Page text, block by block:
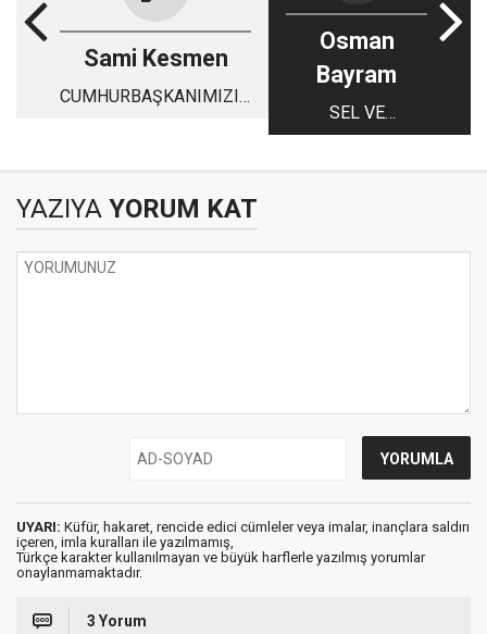
Sami Kesmen
CUMHURBAŞKANIMIZIN
Osman
Bayram
SEL VE
HEYELANA KARŞI
YAZIYA YORUM KAT
UYARI: Küfür, hakaret, rencide edici cümleler veya imalar, inançlara saldırı
içeren, imla kuralları ile yazılmamış,
Türkçe karakter kullanılmayan ve büyük harflerle yazılmış yorumlar
onaylanmamaktadır.
3 Yorum